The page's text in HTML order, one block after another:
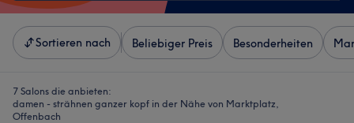
Sortieren nach Beliebiger Preis Besonderheiten
7 Salons die anbieten:
damen - strähnen ganzer kopf in der Nähe von Marktplatz,
Offenbach